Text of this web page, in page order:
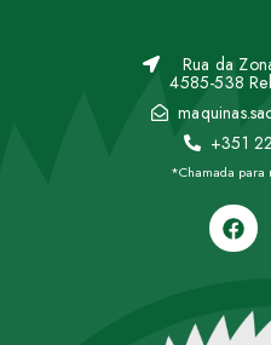
Rua da
4585-538
+351
*Chamada para